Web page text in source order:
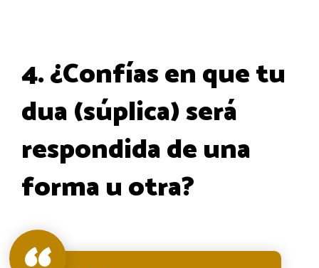
4. ¿Confías en que tu
dua (súplica) será
respondida de una
forma u otra?